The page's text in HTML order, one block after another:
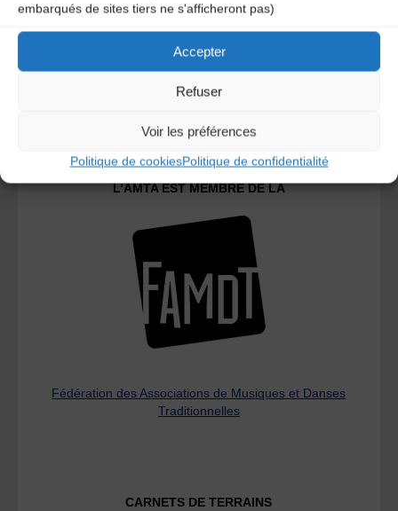
embarqués de sites tiers ne s'afficheront pas)
Accepter
Refuser
Voir les préférences
Politique de cookiesPolitique de confidentialité
Le distributeur des musiques Trad'
L’AMTA EST MEMBRE DE LA
Fédération des Associations de Musiques et Danses
Traditionnelles
CARNETS DE TERRAINS